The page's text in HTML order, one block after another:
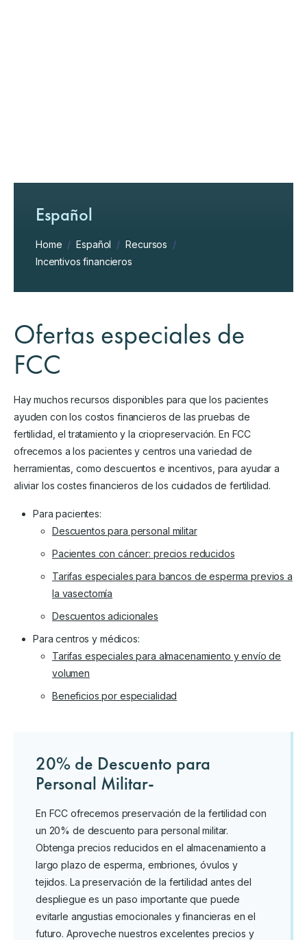
Español
Home / Español / Recursos /
Incentivos financieros
Ofertas especiales de
FCC
Hay muchos recursos disponibles para que los pacientes
ayuden con los costos financieros de las pruebas de
fertilidad, el tratamiento y la criopreservación. En FCC
ofrecemos a los pacientes y centros una variedad de
herramientas, como descuentos e incentivos, para ayudar a
aliviar los costes financieros de los cuidados de fertilidad.
Para pacientes:
Descuentos para personal militar
Pacientes con cáncer: precios reducidos
Tarifas especiales para bancos de esperma previos a
la vasectomía
Descuentos adicionales
Para centros y médicos:
Tarifas especiales para almacenamiento y envío de
volumen
Beneficios por especialidad
20% de Descuento para
Personal Militar-
En FCC ofrecemos preservación de la fertilidad con
un 20% de descuento para personal militar.
Obtenga precios reducidos en el almacenamiento a
largo plazo de esperma, embriones, óvulos y
tejidos. La preservación de la fertilidad antes del
despliegue es un paso importante que puede
evitarle angustias emocionales y financieras en el
futuro. Aproveche nuestros excelentes precios y